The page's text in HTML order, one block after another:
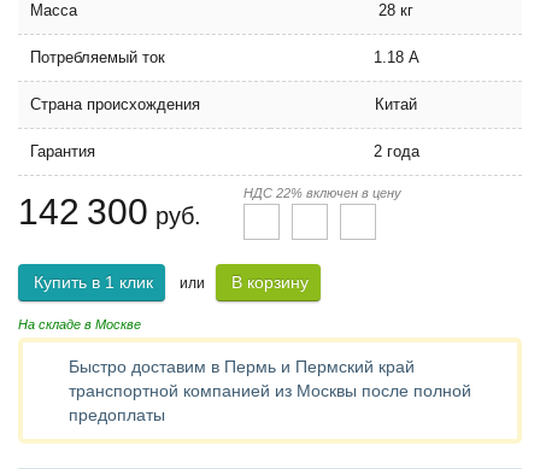
Масса 28 кг
Потребляемый ток 1.18 А
Страна происхождения Китай
Гарантия 2 года
142 300 руб.
НДС 22% включен в цену
Купить в 1 клик или В корзину
На складе в Москве
Быстро доставим в Пермь и Пермский край
транспортной компанией из Москвы после полной
предоплаты